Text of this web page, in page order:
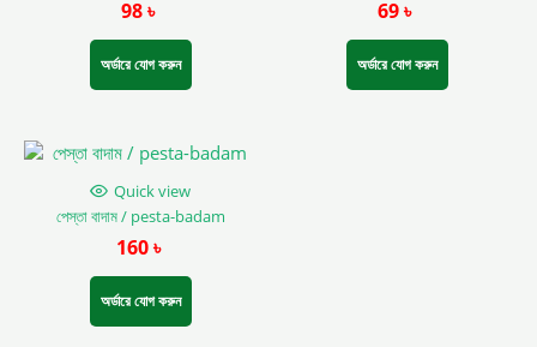
98৳
অর্ডারে যোগ করুন
69৳
অর্ডারে যোগ করুন
Quick view
পেস্তা বাদাম / pesta-badam
160৳
অর্ডারে যোগ করুন
This
has
multiple
The
may